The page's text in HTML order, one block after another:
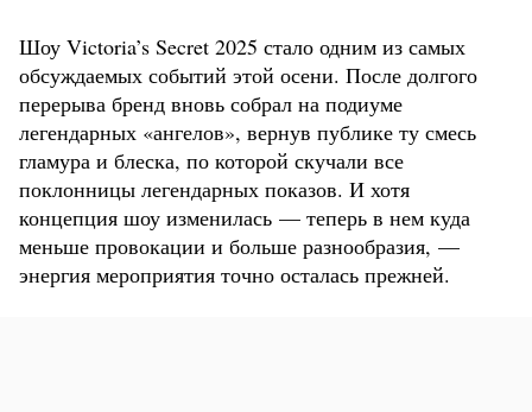
Шоу Victoria’s Secret 2025 стало одним из самых
обсуждаемых событий этой осени. После долгого
перерыва бренд вновь собрал на подиуме
легендарных «ангелов», вернув публике ту смесь
гламура и блеска, по которой скучали все
поклонницы легендарных показов. И хотя
концепция шоу изменилась — теперь в нем куда
меньше провокации и больше разнообразия, —
энергия мероприятия точно осталась прежней.